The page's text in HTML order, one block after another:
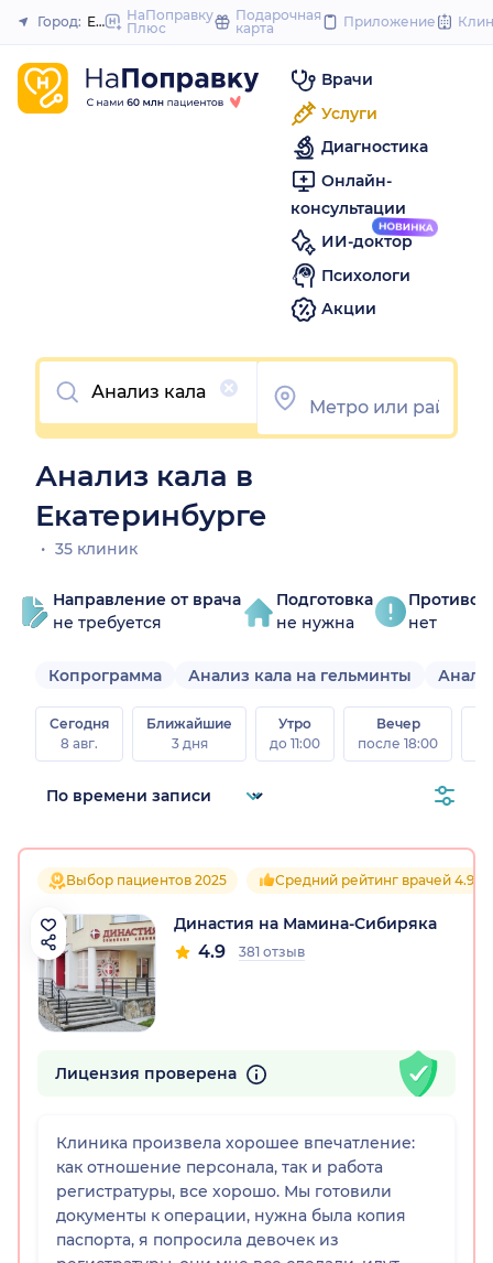
to
Закрыть
Город: Екатеринбург
НаПоправку
Плюс
Подарочная
карта
Приложение
Врачи
Услуги
Диагностика
Онлайн-
консультации
ИИ-доктор
Психологи
Акции
Очистить
Анализ кала в
Екатеринбурге
35 клиник
Направление от врача
не требуется
Подготовка
не нужна
нет
Копрограмма Анализ кала на гельминты
Сегодня
8 авг.
Ближайшие
3 дня
Утро
до 11:00
Вечер
после 18:00
Выбор пациентов 2025 Средний рейтинг врачей 4.9
Династия на Мамина-Сибиряка
4.9 381 отзыв
Лицензия проверена
Клиника произвела хорошее впечатление:
как отношение персонала, так и работа
регистратуры, все хорошо. Мы готовили
документы к операции, нужна была копия
паспорта, я попросила девочек из